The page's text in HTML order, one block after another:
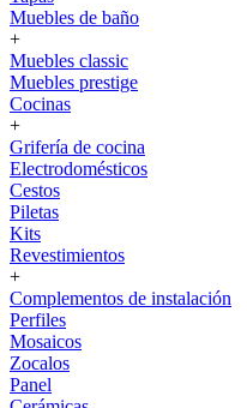
Muebles de baño
+
Muebles classic
Muebles prestige
Cocinas
+
Grifería de cocina
Electrodomésticos
Cestos
Piletas
Kits
Revestimientos
+
Complementos de instalación
Perfiles
Mosaicos
Zocalos
Panel